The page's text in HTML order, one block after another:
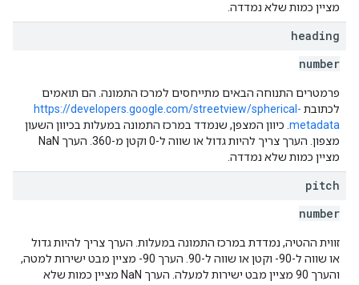
מציין כמות שלא נמדדה.
heading
number
פרמטרים התנוחה הבאים מתייחסים למרכז התמונה. הם תואמים
לכתובת https://developers.google.com/streetview/spherical-
metadata . כיוון המצפן, שנמדד במרכז התמונה במעלות בכיוון השעון
מצפון. הערך צריך להיות גדול או שווה ל-0 וקטן מ-360. הערך NaN
מציין כמות שלא נמדדה.
pitch
number
זווית ההטיה, נמדדת במרכז התמונה במעלות. הערך צריך להיות גדול
או שווה ל-90- וקטן או שווה ל-90. הערך ‎-90 מציין מבט ישירות למטה,
והערך 90 מציין מבט ישירות למעלה. הערך NaN מציין כמות שלא